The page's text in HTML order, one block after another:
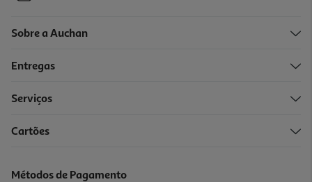
Sobre a Auchan
Entregas
Serviços
Cartões
Métodos de Pagamento